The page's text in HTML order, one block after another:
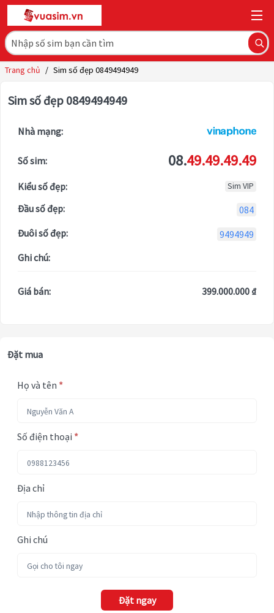
Trang chủ / Sim số đẹp 0849494949
Sim số đẹp 0849494949
Nhà mạng:
Số sim: 08.49.49.49.49
Kiểu số đẹp: Sim VIP
Đầu số đẹp:
084
Đuôi số đẹp:
9494949
Ghi chú:
Giá bán: 399.000.000 ₫
Đặt mua
Họ và tên *
Số điện thoại *
Địa chỉ
Ghi chú
Đặt ngay